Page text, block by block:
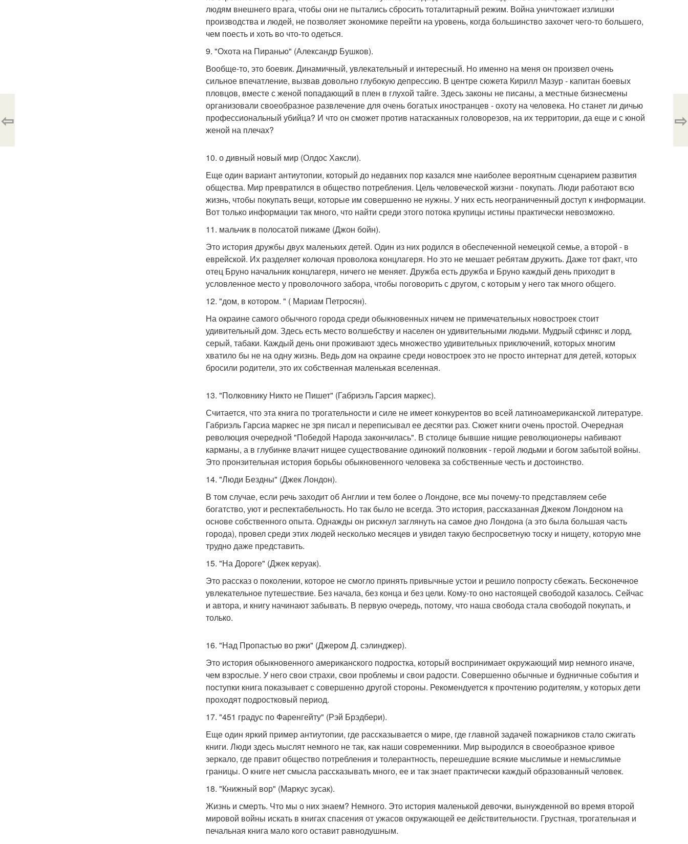
людям внешнего врага, чтобы они не пытались сбросить тоталитарный режим. Война уничтожает излишки
производства и людей, не позволяет экономике перейти на уровень, когда большинство захочет чего-то большего,
чем поесть и хоть во что-то одеться.
9. "Охота на Пиранью" (Александр Бушков).
Вообще-то, это боевик. Динамичный, увлекательный и интересный. Но именно на меня он произвел очень
сильное впечатление, вызвав довольно глубокую депрессию. В центре сюжета Кирилл Мазур - капитан боевых
пловцов, вместе с женой попадающий в плен в глухой тайге. Здесь законы не писаны, а местные бизнесмены
организовали своеобразное развлечение для очень богатых иностранцев - охоту на человека. Но станет ли дичью
профессиональный убийца? И что он сможет против натасканных головорезов, на их территории, да еще и с юной
женой на плечах?
10. о дивный новый мир (Олдос Хаксли).
Еще один вариант антиутопии, который до недавних пор казался мне наиболее вероятным сценарием развития
общества. Мир превратился в общество потребления. Цель человеческой жизни - покупать. Люди работают всю
жизнь, чтобы покупать вещи, которые им совершенно не нужны. У них есть неограниченный доступ к информации.
Вот только информации так много, что найти среди этого потока крупицы истины практически невозможно.
11. мальчик в полосатой пижаме (Джон бойн).
Это история дружбы двух маленьких детей. Один из них родился в обеспеченной немецкой семье, а второй - в
еврейской. Их разделяет колючая проволока концлагеря. Но это не мешает ребятам дружить. Даже тот факт, что
отец Бруно начальник концлагеря, ничего не меняет. Дружба есть дружба и Бруно каждый день приходит в
условленное место у проволочного забора, чтобы поговорить с другом, с которым у него так много общего.
12. "дом, в котором. " ( Мариам Петросян).
На окраине самого обычного города среди обыкновенных ничем не примечательных новостроек стоит
удивительный дом. Здесь есть место волшебству и населен он удивительными людьми. Мудрый сфинкс и лорд,
серый, табаки. Каждый день они проживают здесь множество удивительных приключений, которых многим
хватило бы не на одну жизнь. Ведь дом на окраине среди новостроек это не просто интернат для детей, которых
бросили родители, это их собственная маленькая вселенная.
13. "Полковнику Никто не Пишет" (Габриэль Гарсия маркес).
Считается, что эта книга по трогательности и силе не имеет конкурентов во всей латиноамериканской литературе.
Габриэль Гарсиа маркес не зря писал и переписывал ее десятки раз. Сюжет книги очень простой. Очередная
революция очередной "Победой Народа закончилась". В столице бывшие нищие революционеры набивают
карманы, а в глубинке влачит нищее существование одинокий полковник - герой людьми и богом забытой войны.
Это пронзительная история борьбы обыкновенного человека за собственные честь и достоинство.
14. "Люди Бездны" (Джек Лондон).
В том случае, если речь заходит об Англии и тем более о Лондоне, все мы почему-то представляем себе
богатство, уют и респектабельность. Но так было не всегда. Это история, рассказанная Джеком Лондоном на
основе собственного опыта. Однажды он рискнул заглянуть на самое дно Лондона (а это была большая часть
города), провел среди этих людей несколько месяцев и увидел такую беспросветную тоску и нищету, которую мне
трудно даже представить.
15. "На Дороге" (Джек керуак).
Это рассказ о поколении, которое не смогло принять привычные устои и решило попросту сбежать. Бесконечное
увлекательное путешествие. Без начала, без конца и без цели. Кому-то оно настоящей свободой казалось. Сейчас
и автора, и книгу начинают забывать. В первую очередь, потому, что наша свобода стала свободой покупать, и
только.
16. "Над Пропастью во ржи" (Джером Д. сэлинджер).
Это история обыкновенного американского подростка, который воспринимает окружающий мир немного иначе,
чем взрослые. У него свои страхи, свои проблемы и свои радости. Совершенно обычные и будничные события и
поступки книга показывает с совершенно другой стороны. Рекомендуется к прочтению родителям, у которых дети
проходят подростковый период.
17. "451 градус по Фаренгейту" (Рэй Брэдбери).
Еще один яркий пример антиутопии, где рассказывается о мире, где главной задачей пожарников стало сжигать
книги. Люди здесь мыслят немного не так, как наши современники. Мир выродился в своеобразное кривое
зеркало, где правит общество потребления и толерантность, перешедшие всякие мыслимые и немыслимые
границы. О книге нет смысла рассказывать много, ее и так знает практически каждый образованный человек.
18. "Книжный вор" (Маркус зусак).
Жизнь и смерть. Что мы о них знаем? Немного. Это история маленькой девочки, вынужденной во время второй
мировой войны искать в книгах спасения от ужасов окружающей ее действительности. Грустная, трогательная и
печальная книга мало кого оставит равнодушным.
⇦ ⇨